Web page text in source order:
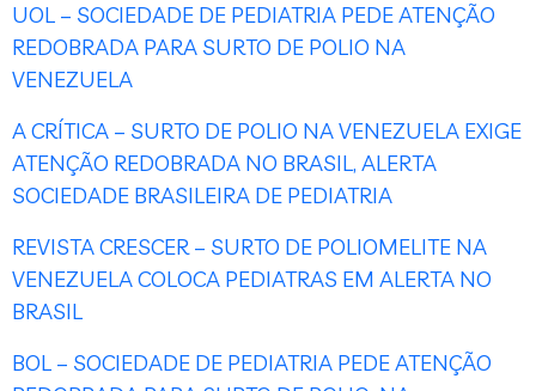
UOL – SOCIEDADE DE PEDIATRIA PEDE ATENÇÃO
REDOBRADA PARA SURTO DE POLIO NA
VENEZUELA
A CRÍTICA – SURTO DE POLIO NA VENEZUELA EXIGE
ATENÇÃO REDOBRADA NO BRASIL, ALERTA
SOCIEDADE BRASILEIRA DE PEDIATRIA
REVISTA CRESCER – SURTO DE POLIOMELITE NA
VENEZUELA COLOCA PEDIATRAS EM ALERTA NO
BRASIL
BOL – SOCIEDADE DE PEDIATRIA PEDE ATENÇÃO